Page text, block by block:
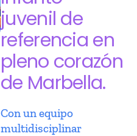
juvenil de
referencia en
pleno corazón
de Marbella.
Con un equipo
multidisciplinar